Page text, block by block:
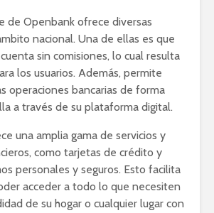
de Openbank ofrece diversas
nacional. Una de ellas es que
sin comisiones, lo cual resulta
los usuarios. Además, permite
operaciones bancarias de forma
a través de su plataforma digital.
una amplia gama de servicios y
como tarjetas de crédito y
personales y seguros. Esto facilita
acceder a todo lo que necesiten
de su hogar o cualquier lugar con